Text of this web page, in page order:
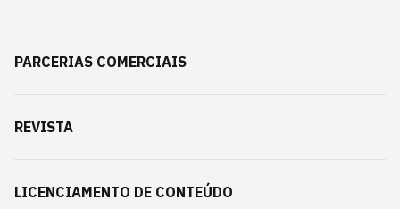
PARCERIAS COMERCIAIS
REVISTA
LICENCIAMENTO DE CONTEÚDO